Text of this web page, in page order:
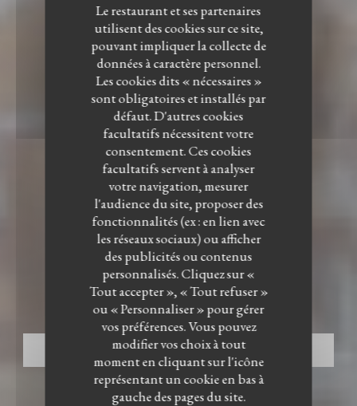
Le restaurant et ses partenaires
utilisent des cookies sur ce site,
pouvant impliquer la collecte de
données à caractère personnel.
Les cookies dits « nécessaires »
sont obligatoires et installés par
défaut. D'autres cookies
facultatifs nécessitent votre
consentement. Ces cookies
facultatifs servent à analyser
votre navigation, mesurer
l'audience du site, proposer des
fonctionnalités (ex : en lien avec
les réseaux sociaux) ou afficher
des publicités ou contenus
personnalisés. Cliquez sur «
Tout accepter », « Tout refuser »
ou « Personnaliser » pour gérer
vos préférences. Vous pouvez
modifier vos choix à tout
moment en cliquant sur l'icône
représentant un cookie en bas à
gauche des pages du site.
RESTAURANT BISTRONOMIQUE• ENNEVELIN
Le Bistrot du Witloof
RÉSERVER
LE BISTROT DU WITLOOF